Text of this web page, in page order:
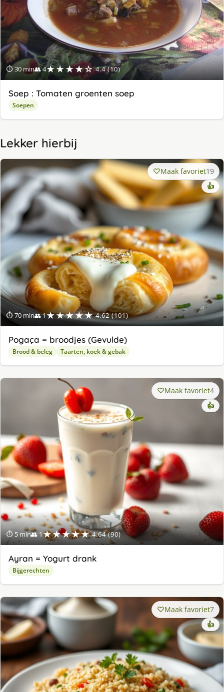
⏱ 30 min👥 4★★★★☆ 4.4 (10)
Soep : Tomaten groenten soep
Soepen
Lekker hierbij
⏱ 70 min👥 1★★★★★ 4.62 (101)
Maak favoriet19
👍
Pogaça = broodjes (Gevulde)
Brood & beleg Taarten, koek & gebak
⏱ 5 min👥 1★★★★★ 4.64 (90)
Maak favoriet4
👍
Ayran = Yogurt drank
Bijgerechten
Maak favoriet7
👍